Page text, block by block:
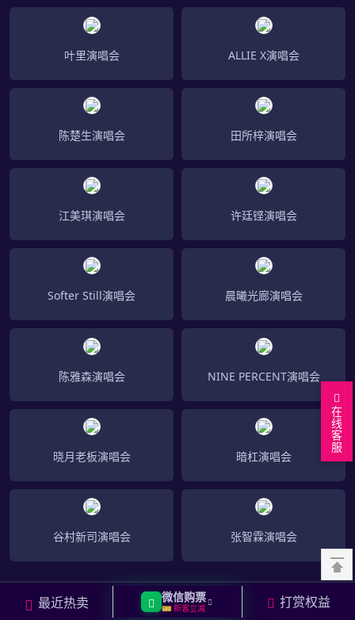
叶里演唱会 ALLIE X演唱会
陈楚生演唱会 田所梓演唱会
江美琪演唱会 许廷铿演唱会
Softer Still演唱会 晨曦光廊演唱会
陈雅森演唱会 NINE PERCENT演唱会
晓月老板演唱会 暗杠演唱会
谷村新司演唱会 张智霖演唱会
网站导航
在
线
客
服
最近热卖 微信购票
🎫 新客立减 打赏权益